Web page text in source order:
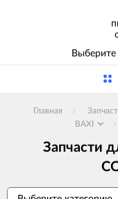
Выберите
Главная
BAXI
Запчасти